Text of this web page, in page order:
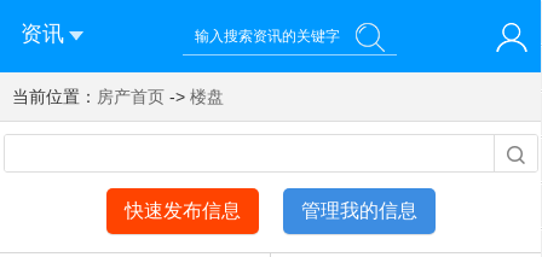
资讯
您好！欢迎来到济南西站棒极网-济南西部新城社区新媒体综
合资讯门户网站
登录 注册 微信快速登录
当前位置： 房产首页 -> 楼盘
快速发布信息 管理我的信息